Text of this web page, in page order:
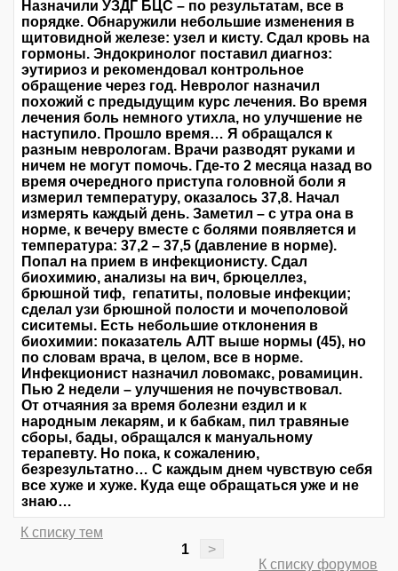
Назначили УЗДГ БЦС – по результатам, все в
порядке. Обнаружили небольшие изменения в
щитовидной железе: узел и кисту. Сдал кровь на
гормоны. Эндокринолог поставил диагноз:
эутириоз и рекомендовал контрольное
обращение через год. Невролог назначил
похожий с предыдущим курс лечения. Во время
лечения боль немного утихла, но улучшение не
наступило. Прошло время… Я обращался к
разным неврологам. Врачи разводят руками и
ничем не могут помочь. Где-то 2 месяца назад во
время очередного приступа головной боли я
измерил температуру, оказалось 37,8. Начал
измерять каждый день. Заметил – с утра она в
норме, к вечеру вместе с болями появляется и
температура: 37,2 – 37,5 (давление в норме).
Попал на прием в инфекционисту. Сдал
биохимию, анализы на вич, брюцеллез,
брюшной тиф, гепатиты, половые инфекции;
сделал узи брюшной полости и мочеполовой
сиситемы. Есть небольшие отклонения в
биохимии: показатель АЛТ выше нормы (45), но
по словам врача, в целом, все в норме.
Инфекционист назначил ловомакс, ровамицин.
Пью 2 недели – улучшения не почувствовал.
От отчаяния за время болезни ездил и к
народным лекарям, и к бабкам, пил травяные
сборы, бады, обращался к мануальному
терапевту. Но пока, к сожалению,
безрезультатно… С каждым днем чувствую себя
все хуже и хуже. Куда еще обращаться уже и не
знаю…
К списку тем
1
>
К списку форумов